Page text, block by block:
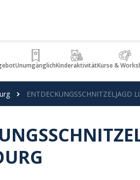
UnumgänglichKinderaktivitätKurse &
ENTDECKUNGSSCHNITZELJAGD